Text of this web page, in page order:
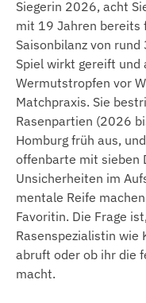
Siegerin 2026, acht
mit 19 Jahren bereits
Saisonbilanz von
Spiel wirkt gereift und
Wermutstropfen vor
Matchpraxis. Sie
Rasenpartien (2026
Homburg früh aus,
offenbarte mit sieben
Unsicherheiten im
mentale Reife
Favoritin. Die Frage
Rasenspezialistin wie
abruft oder ob ihr die
macht.